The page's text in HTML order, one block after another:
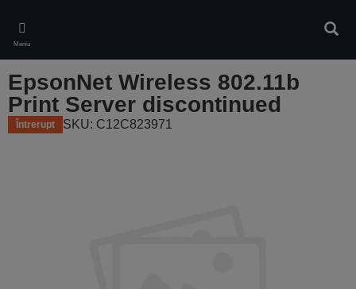
main
content
Meniu
EpsonNet Wireless 802.11b
Print Server discontinued
Întrerupt SKU: C12C823971